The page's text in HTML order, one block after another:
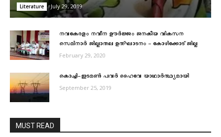
Literature July 29, 2019
നവകേരളം നവീന ഊർജ്ജം ജനകീയ വികസന
സെമിനാർ ജില്ലാതല ഉത്ഘാടനം – കോഴിക്കോട് ജില്ല
February 29, 2020
കൊച്ചി-ഇടമണ്‍ പവര്‍ ഹൈവേ യാഥാര്‍ത്ഥ്യമായി
September 25, 2019
MUST READ